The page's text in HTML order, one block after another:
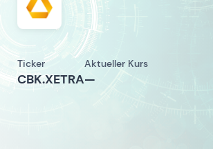
Ticker
CBK.XETRA
Aktueller Kurs
—